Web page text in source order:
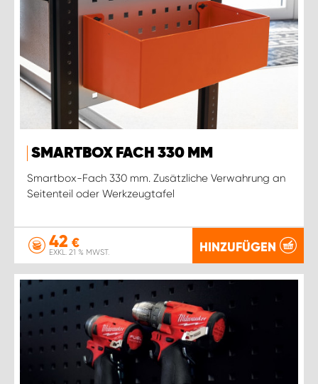
SMARTBOX FACH 330 MM
Smartbox-Fach 330 mm. Zusätzliche Verwahrung an
Seitenteil oder Werkzeugtafel
42 €
EXKL. 21 % MWST. HINZUFÜGEN